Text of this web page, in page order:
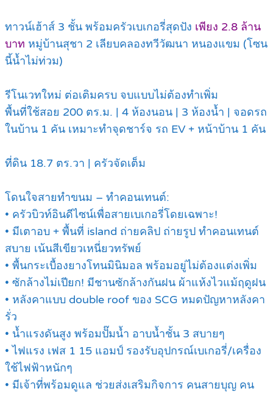
ทาวน์เฮ้าส์ 3 ชั้น พร้อมครัวเบเกอรี่สุดปัง เพียง 2.8 ล้าน
บาท หมู่บ้านสุชา 2 เลียบคลองทวีวัฒนา หนองแขม (โซน
นี้น้ำไม่ท่วม)
รีโนเวทใหม่ ต่อเติมครบ จบแบบไม่ต้องทำเพิ่ม
พื้นที่ใช้สอย 200 ตร.ม. | 4 ห้องนอน | 3 ห้องน้ำ | จอดรถ
ในบ้าน 1 คัน เหมาะทำจุดชาร์จ รถ EV + หน้าบ้าน 1 คัน
ที่ดิน 18.7 ตร.วา | ครัวจัดเต็ม
โดนใจสายทำขนม – ทำคอนเทนต์:
• ครัวบิวท์อินดีไซน์เพื่อสายเบเกอรี่โดยเฉพาะ!
• มีเตาอบ + พื้นที่ island ถ่ายคลิป ถ่ายรูป ทำคอนเทนต์
สบาย เน้นสีเขียวเหนี่ยวทรัพย์
• พื้นกระเบื้องยางโทนมินิมอล พร้อมอยู่ไม่ต้องแต่งเพิ่ม
• ซักล้างไม่เปียก! มีชานซักล้างกันฝน ผ้าแห้งไวแม้ฤดูฝน
• หลังคาแบบ double roof ของ SCG หมดปัญหาหลังคา
รั่ว
• น้ำแรงดันสูง พร้อมปั๊มน้ำ อาบน้ำชั้น 3 สบายๆ
• ไฟแรง เฟส 1 15 แอมป์ รองรับอุปกรณ์เบเกอรี่/เครื่อง
ใช้ไฟฟ้าหนักๆ
• มีเจ้าที่พร้อมดูแล ช่วยส่งเสริมกิจการ คนสายบุญ คน